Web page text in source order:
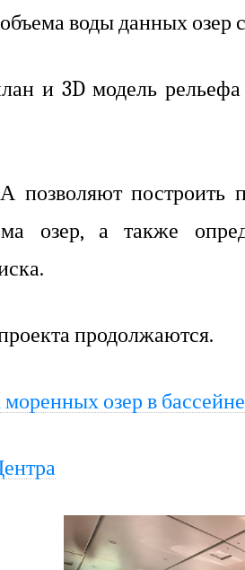
воды данных озер
и 3D модель
построить
озер, а также
продолжаются.
озер в